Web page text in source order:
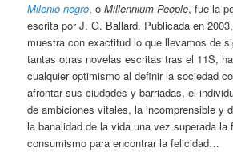
Milenio negro, oMillennium People, fue la
escrita por J. G. Ballard. Publicada en
muestra con exactitud lo que llevamos de
tantas otras novelas escritas tras el 11S,
cualquier optimismo al definir la sociedad
afrontar sus ciudades y barriadas, el
de ambiciones vitales, la incomprensible y
la banalidad de la vida una vez superada la
consumismo para encontrar la felicidad…